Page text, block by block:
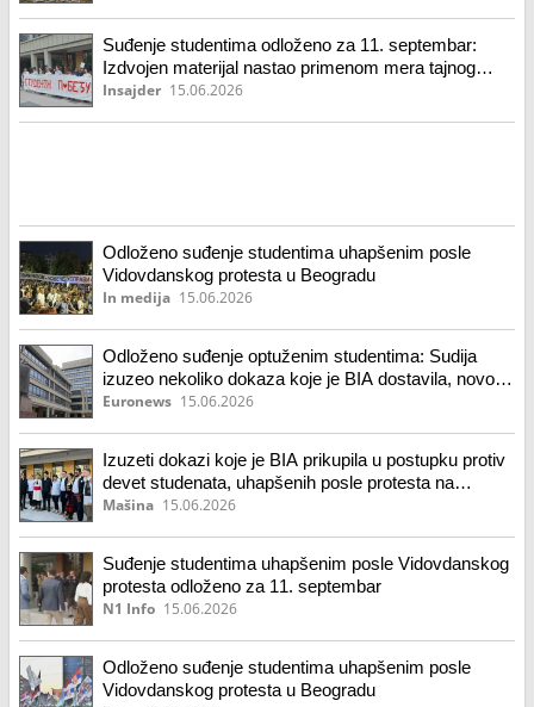
Suđenje studentima odloženo za 11. septembar:
Izdvojen materijal nastao primenom mera tajnog
nadzora (VIDEO)
Insajder 15.06.2026
Odloženo suđenje studentima uhapšenim posle
Vidovdanskog protesta u Beogradu
In medija 15.06.2026
Odloženo suđenje optuženim studentima: Sudija
izuzeo nekoliko dokaza koje je BIA dostavila, novo
ročište u septembru
Euronews 15.06.2026
Izuzeti dokazi koje je BIA prikupila u postupku protiv
devet studenata, uhapšenih posle protesta na
Vidovdan prošle godine
Mašina 15.06.2026
Suđenje studentima uhapšenim posle Vidovdanskog
protesta odloženo za 11. septembar
N1 Info 15.06.2026
Odloženo suđenje studentima uhapšenim posle
Vidovdanskog protesta u Beogradu